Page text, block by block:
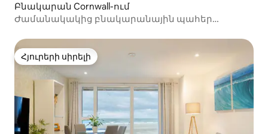
Բնակարան Cornwall-ում
Ժամանակակից բնակարանային պահեր
Հյուրերի սիրելի
Հյուրերի սիրելի